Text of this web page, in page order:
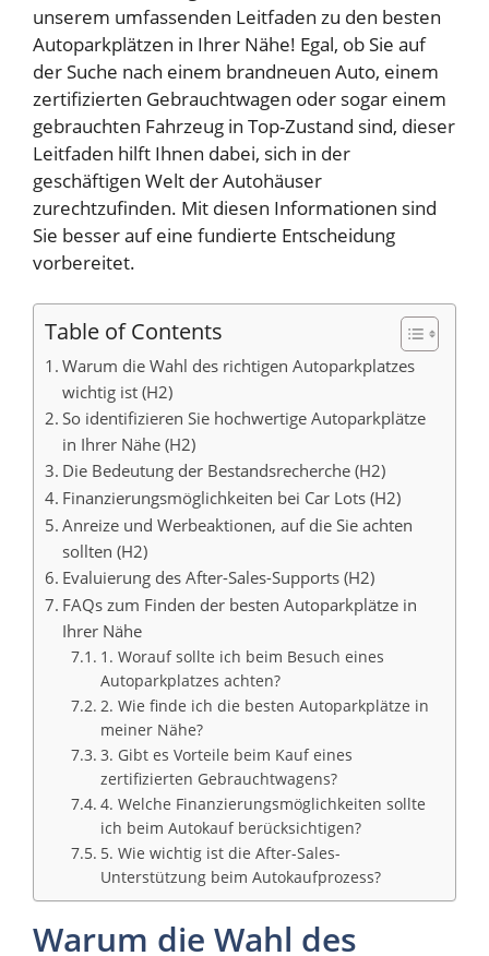
unserem umfassenden Leitfaden zu den besten
Autoparkplätzen in Ihrer Nähe! Egal, ob Sie auf
der Suche nach einem brandneuen Auto, einem
zertifizierten Gebrauchtwagen oder sogar einem
gebrauchten Fahrzeug in Top-Zustand sind, dieser
Leitfaden hilft Ihnen dabei, sich in der
geschäftigen Welt der Autohäuser
zurechtzufinden. Mit diesen Informationen sind
Sie besser auf eine fundierte Entscheidung
vorbereitet.
Table of Contents
Warum die Wahl des richtigen Autoparkplatzes
wichtig ist (H2)
So identifizieren Sie hochwertige Autoparkplätze
in Ihrer Nähe (H2)
Die Bedeutung der Bestandsrecherche (H2)
Finanzierungsmöglichkeiten bei Car Lots (H2)
Anreize und Werbeaktionen, auf die Sie achten
sollten (H2)
Evaluierung des After-Sales-Supports (H2)
FAQs zum Finden der besten Autoparkplätze in
Ihrer Nähe
1. Worauf sollte ich beim Besuch eines
Autoparkplatzes achten?
2. Wie finde ich die besten Autoparkplätze in
meiner Nähe?
3. Gibt es Vorteile beim Kauf eines
zertifizierten Gebrauchtwagens?
4. Welche Finanzierungsmöglichkeiten sollte
ich beim Autokauf berücksichtigen?
5. Wie wichtig ist die After-Sales-
Unterstützung beim Autokaufprozess?
Warum die Wahl des